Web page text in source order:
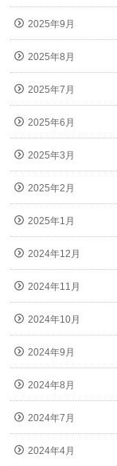
2025年9月
2025年8月
2025年7月
2025年6月
2025年3月
2025年2月
2025年1月
2024年12月
2024年11月
2024年10月
2024年9月
2024年8月
2024年7月
2024年4月